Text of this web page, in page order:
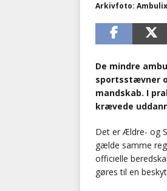
Arkivfoto: Ambulix
De mindre
sportsstævner
mandskab. I
krævede
Det er Ældre- og
gælde samme
officielle
gøres til en